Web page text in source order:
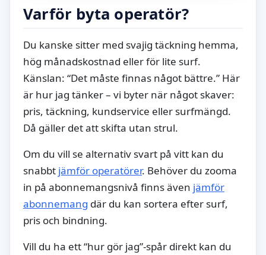
Varför byta operatör?
Du kanske sitter med svajig täckning hemma,
hög månadskostnad eller för lite surf.
Känslan: “Det måste finnas något bättre.” Här
är hur jag tänker – vi byter när något skaver:
pris, täckning, kundservice eller surfmängd.
Då gäller det att skifta utan strul.
Om du vill se alternativ svart på vitt kan du
snabbt jämför operatörer. Behöver du zooma
in på abonnemangsnivå finns även jämför
abonnemang där du kan sortera efter surf,
pris och bindning.
Vill du ha ett “hur gör jag”-spår direkt kan du